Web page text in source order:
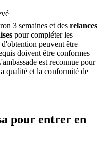
3 semaines et des relances
pour compléter les
peuvent être
doivent être conformes
est reconnue pour
qualité et la conformité de
pour entrer en